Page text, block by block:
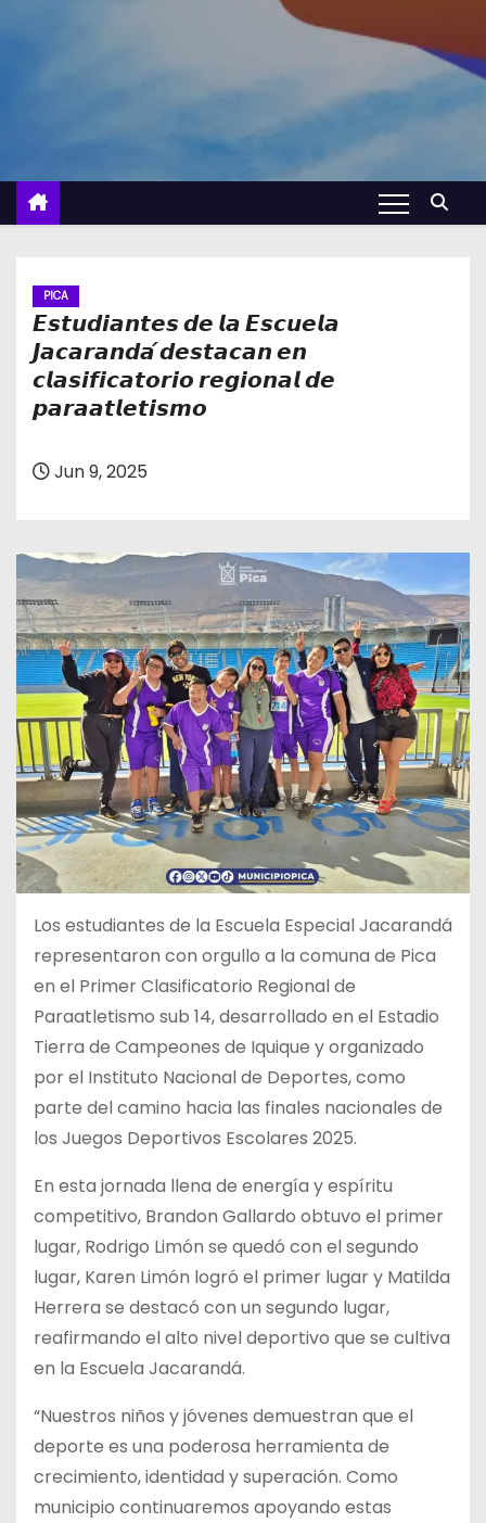
PICA
𝙀𝙨𝙩𝙪𝙙𝙞𝙖𝙣𝙩𝙚𝙨 𝙙𝙚 𝙡𝙖 𝙀𝙨𝙘𝙪𝙚𝙡𝙖
𝙅𝙖𝙘𝙖𝙧𝙖𝙣𝙙𝙖́ 𝙙𝙚𝙨𝙩𝙖𝙘𝙖𝙣 𝙚𝙣
𝙘𝙡𝙖𝙨𝙞𝙛𝙞𝙘𝙖𝙩𝙤𝙧𝙞𝙤 𝙧𝙚𝙜𝙞𝙤𝙣𝙖𝙡 𝙙𝙚
𝙥𝙖𝙧𝙖𝙖𝙩𝙡𝙚𝙩𝙞𝙨𝙢𝙤
Jun 9, 2025
Los estudiantes de la Escuela Especial Jacarandá
representaron con orgullo a la comuna de Pica
en el Primer Clasificatorio Regional de
Paraatletismo sub 14, desarrollado en el Estadio
Tierra de Campeones de Iquique y organizado
por el Instituto Nacional de Deportes, como
parte del camino hacia las finales nacionales de
los Juegos Deportivos Escolares 2025.
En esta jornada llena de energía y espíritu
competitivo, Brandon Gallardo obtuvo el primer
lugar, Rodrigo Limón se quedó con el segundo
lugar, Karen Limón logró el primer lugar y Matilda
Herrera se destacó con un segundo lugar,
reafirmando el alto nivel deportivo que se cultiva
en la Escuela Jacarandá.
“Nuestros niños y jóvenes demuestran que el
deporte es una poderosa herramienta de
crecimiento, identidad y superación. Como
municipio continuaremos apoyando estas